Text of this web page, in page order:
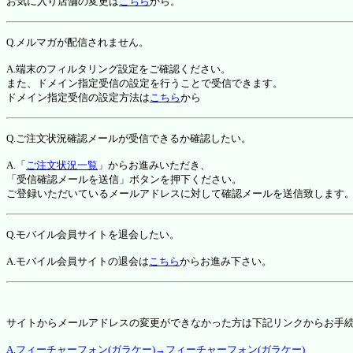
Q.メルマガが配信されません。
A.端末のフィルタリング設定をご確認ください。
また、ドメイン指定受信の設定を行うことで受信できます。
ドメイン指定受信の設定方法はこちらから
Q.ご注文状況確認メールが受信できるか確認したい。
A.「 ご注文状況一覧 」からお進みいただき、
「受信確認メールを送信」ボタンを押下ください。
ご登録いただいているメールアドレスに対して確認メールを送信致します。
Q.モバイル会員サイトを退会したい。
A.モバイル会員サイトの退会はこちらからお進み下さい。
サイトからメールアドレスの変更ができなかった方は下記リンクからお手
A.フィーチャーフォン(ガラケー)→フィーチャーフォン(ガラケー)